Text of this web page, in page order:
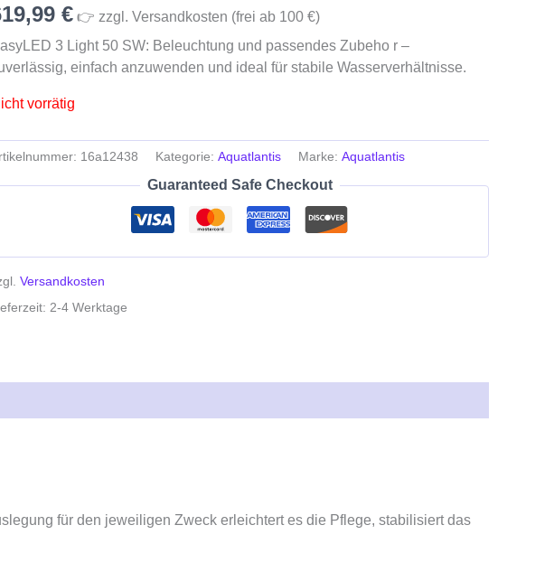
€ 👉 zzgl. Versandkosten (frei ab 100 €)
3 Light 50 SW: Beleuchtung und passendes Zubeho r –
einfach anzuwenden und ideal für stabile Wasserverhältnisse.
vorrätig
16a12438 Kategorie: Aquatlantis Marke: Aquatlantis
Guaranteed Safe Checkout
Versandkosten
2-4 Werktage
für den jeweiligen Zweck erleichtert es die Pflege, stabilisiert das